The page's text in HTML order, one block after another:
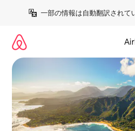
一部の情報は自動翻訳されて